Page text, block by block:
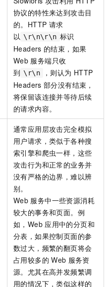
协议的特性来达到攻击目
的。HTTP 请求
以 \r\n\r\n 标识
Headers 的结束，如果
Web 服务端只收
到 \r\n ，则认为 HTTP
Headers 部分没有结束，
将保留该连接并等待后续
的请求内容。
通常应用层攻击完全模拟
用户请求，类似于各种搜
索引擎和爬虫一样，这些
攻击行为和正常的业务并
没有严格的边界，难以辨
别。
Web 服务中一些资源消耗
较大的事务和页面。例
如，Web 应用中的分页和
分表，如果控制页面的参
数过大，频繁的翻页将会
占用较多的 Web 服务资
源。尤其在高并发频繁调
用的情况下，类似这样的